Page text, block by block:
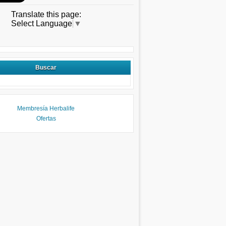
Translate this page:
Select Language ▼
Buscar
Membresía Herbalife
Ofertas